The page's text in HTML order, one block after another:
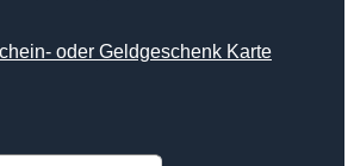
oder Geldgeschenk Karte